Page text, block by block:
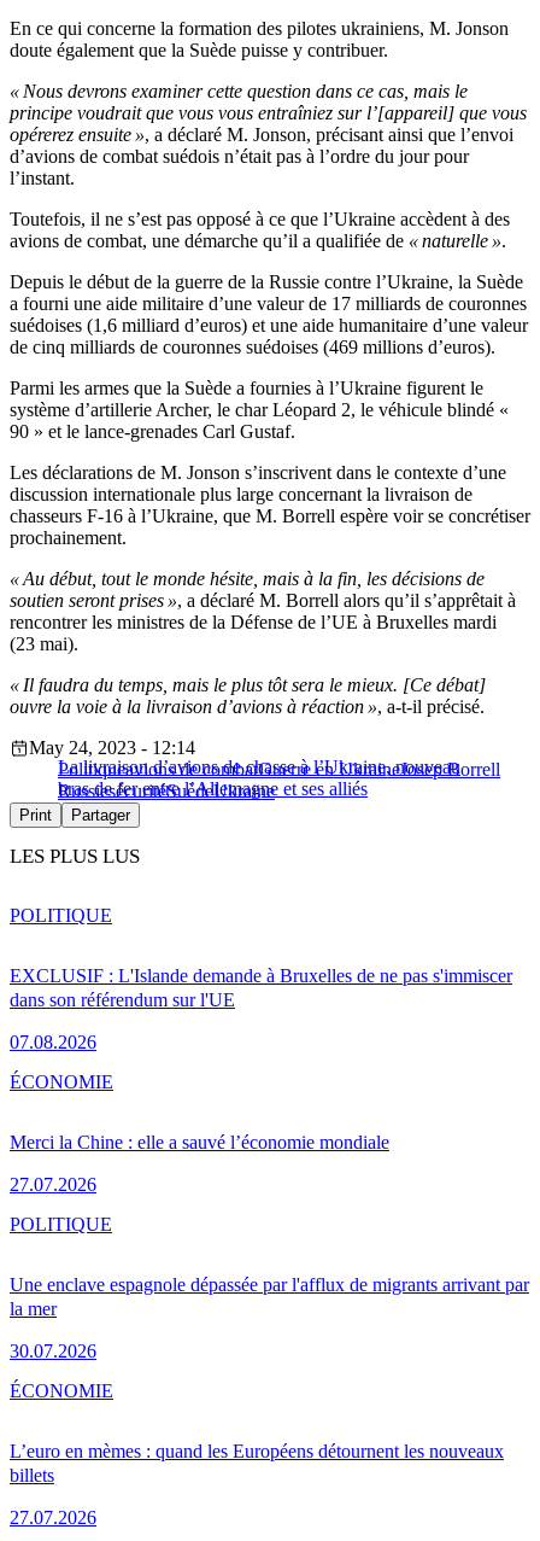
En ce qui concerne la formation des pilotes ukrainiens, M. Jonson
doute également que la Suède puisse y contribuer.
« Nous devrons examiner cette question dans ce cas, mais le
principe voudrait que vous vous entraîniez sur l’[appareil] que vous
opérerez ensuite », a déclaré M. Jonson, précisant ainsi que l’envoi
d’avions de combat suédois n’était pas à l’ordre du jour pour
l’instant.
Toutefois, il ne s’est pas opposé à ce que l’Ukraine accèdent à des
avions de combat, une démarche qu’il a qualifiée de « naturelle ».
Depuis le début de la guerre de la Russie contre l’Ukraine, la Suède
a fourni une aide militaire d’une valeur de 17 milliards de couronnes
suédoises (1,6 milliard d’euros) et une aide humanitaire d’une valeur
de cinq milliards de couronnes suédoises (469 millions d’euros).
Parmi les armes que la Suède a fournies à l’Ukraine figurent le
système d’artillerie Archer, le char Léopard 2, le véhicule blindé «
90 » et le lance-grenades Carl Gustaf.
Les déclarations de M. Jonson s’inscrivent dans le contexte d’une
discussion internationale plus large concernant la livraison de
chasseurs F-16 à l’Ukraine, que M. Borrell espère voir se concrétiser
prochainement.
« Au début, tout le monde hésite, mais à la fin, les décisions de
soutien seront prises », a déclaré M. Borrell alors qu’il s’apprêtait à
rencontrer les ministres de la Défense de l’UE à Bruxelles mardi
(23 mai).
« Il faudra du temps, mais le plus tôt sera le mieux. [Ce débat]
ouvre la voie à la livraison d’avions à réaction », a-t-il précisé.
La livraison d’avions de chasse à l’Ukraine, nouveau
bras de fer entre l’Allemagne et ses alliés
May 24, 2023 - 12:14
Politiqueavions de combatGuerre en UkraineJosep Borrell
RussiesécuritéSuèdeUkraine
Print Partager
LES PLUS LUS
EXCLUSIF : L'Islande demande à Bruxelles de ne pas s'immiscer
dans son référendum sur l'UE
07.08.2026
POLITIQUE
Merci la Chine : elle a sauvé l’économie mondiale
27.07.2026
ÉCONOMIE
Une enclave espagnole dépassée par l'afflux de migrants arrivant par
la mer
30.07.2026
POLITIQUE
L’euro en mèmes : quand les Européens détournent les nouveaux
billets
27.07.2026
ÉCONOMIE